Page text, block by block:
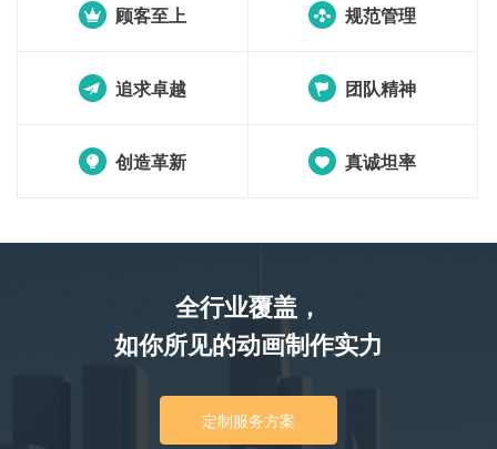
顾客至上 规范管理
追求卓越 团队精神
创造革新 真诚坦率
全行业覆盖，
如你所见的动画制作实力
定制服务方案